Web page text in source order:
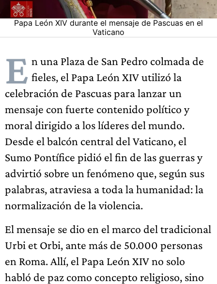
Papa León XIV durante el mensaje de Pascuas en el
Vaticano
E n una Plaza de San Pedro colmada de
fieles, el Papa León XIV utilizó la
celebración de Pascuas para lanzar un
mensaje con fuerte contenido político y
moral dirigido a los líderes del mundo.
Desde el balcón central del Vaticano, el
Sumo Pontífice pidió el fin de las guerras y
advirtió sobre un fenómeno que, según sus
palabras, atraviesa a toda la humanidad: la
normalización de la violencia.
El mensaje se dio en el marco del tradicional
Urbi et Orbi, ante más de 50.000 personas
en Roma. Allí, el Papa León XIV no solo
habló de paz como concepto religioso, sino